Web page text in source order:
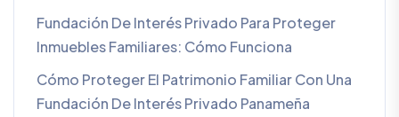
Fundación De Interés Privado Para Proteger
Inmuebles Familiares: Cómo Funciona
Cómo Proteger El Patrimonio Familiar Con Una
Fundación De Interés Privado Panameña